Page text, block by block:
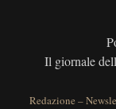
Il giornale
Redazione –